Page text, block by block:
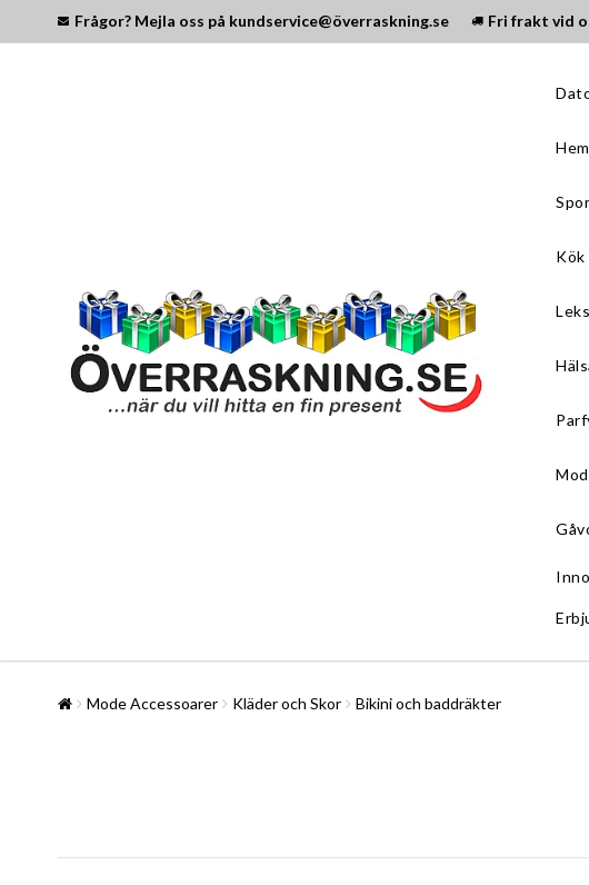
Frågor? Mejla oss på kundservice@överraskning.se Fri frakt vid
Kök
Mode Accessoarer Kläder och Skor Bikini och baddräkter